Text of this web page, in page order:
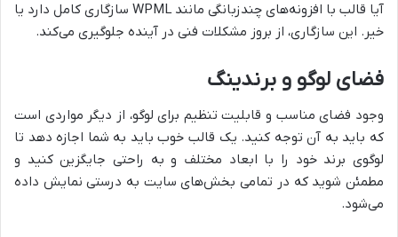
آیا قالب با افزونه‌های چندزبانگی مانند WPML سازگاری کامل دارد یا
خیر. این سازگاری، از بروز مشکلات فنی در آینده جلوگیری می‌کند.
فضای لوگو و برندینگ
وجود فضای مناسب و قابلیت تنظیم برای لوگو، از دیگر مواردی است
که باید به آن توجه کنید. یک قالب خوب باید به شما اجازه دهد تا
لوگوی برند خود را با ابعاد مختلف و به راحتی جایگزین کنید و
مطمئن شوید که در تمامی بخش‌های سایت به درستی نمایش داده
می‌شود.